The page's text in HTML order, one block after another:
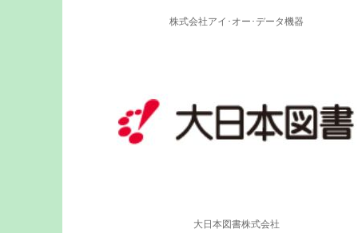
株式会社アイ･オー･データ機器
大日本図書株式会社